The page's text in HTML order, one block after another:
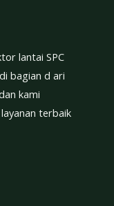
lantai SPC
bagian d ari
kami
terbaik